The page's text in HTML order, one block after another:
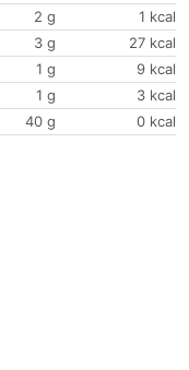
2 g
1 kcal
3 g
27 kcal
1 g
9 kcal
1 g
3 kcal
40 g 0 kcal